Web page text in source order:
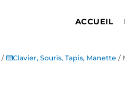
ACCUEIL
/ ⌨️Clavier, Souris, Tapis, Manette /